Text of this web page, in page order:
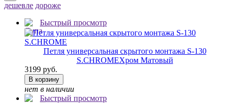
дешевле дороже
Быстрый просмотр
Петля универсальная скрытого монтажа S-130
S.CHROMEХром Матовый
3199 руб.
В корзину
нет в наличии
Быстрый просмотр